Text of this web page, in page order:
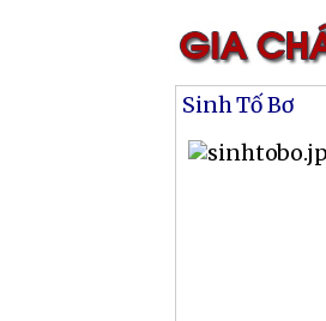
Sinh Tố Bơ